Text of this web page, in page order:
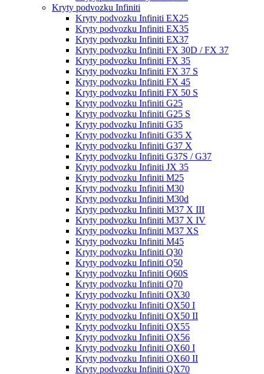
Kryty podvozku Infiniti
Kryty podvozku Infiniti EX25
Kryty podvozku Infiniti EX35
Kryty podvozku Infiniti EX37
Kryty podvozku Infiniti FX 30D / FX 37
Kryty podvozku Infiniti FX 35
Kryty podvozku Infiniti FX 37 S
Kryty podvozku Infiniti FX 45
Kryty podvozku Infiniti FX 50 S
Kryty podvozku Infiniti G25
Kryty podvozku Infiniti G25 S
Kryty podvozku Infiniti G35
Kryty podvozku Infiniti G35 X
Kryty podvozku Infiniti G37 X
Kryty podvozku Infiniti G37S / G37
Kryty podvozku Infiniti JX 35
Kryty podvozku Infiniti M25
Kryty podvozku Infiniti M30
Kryty podvozku Infiniti M30d
Kryty podvozku Infiniti M37 X III
Kryty podvozku Infiniti M37 X IV
Kryty podvozku Infiniti M37 XS
Kryty podvozku Infiniti M45
Kryty podvozku Infiniti Q30
Kryty podvozku Infiniti Q50
Kryty podvozku Infiniti Q60S
Kryty podvozku Infiniti Q70
Kryty podvozku Infiniti QX30
Kryty podvozku Infiniti QX50 I
Kryty podvozku Infiniti QX50 II
Kryty podvozku Infiniti QX55
Kryty podvozku Infiniti QX56
Kryty podvozku Infiniti QX60 I
Kryty podvozku Infiniti QX60 II
Kryty podvozku Infiniti QX70